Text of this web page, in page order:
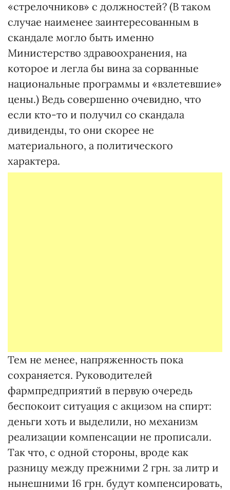
«стрелочников» с должностей? (В таком
случае наименее заинтересованным в
скандале могло быть именно
Министерство здравоохранения, на
которое и легла бы вина за сорванные
национальные программы и «взлетевшие»
цены.) Ведь совершенно очевидно, что
если кто-то и получил со скандала
дивиденды, то они скорее не
материального, а политического
характера.
Тем не менее, напряженность пока
сохраняется. Руководителей
фармпредприятий в первую очередь
беспокоит ситуация с акцизом на спирт:
деньги хоть и выделили, но механизм
реализации компенсации не прописали.
Так что, с одной стороны, вроде как
разницу между прежними 2 грн. за литр и
нынешними 16 грн. будут компенсировать,